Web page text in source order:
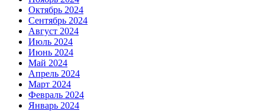
Октябрь 2024
Сентябрь 2024
Август 2024
Июль 2024
Июнь 2024
Май 2024
Апрель 2024
Март 2024
Февраль 2024
Январь 2024